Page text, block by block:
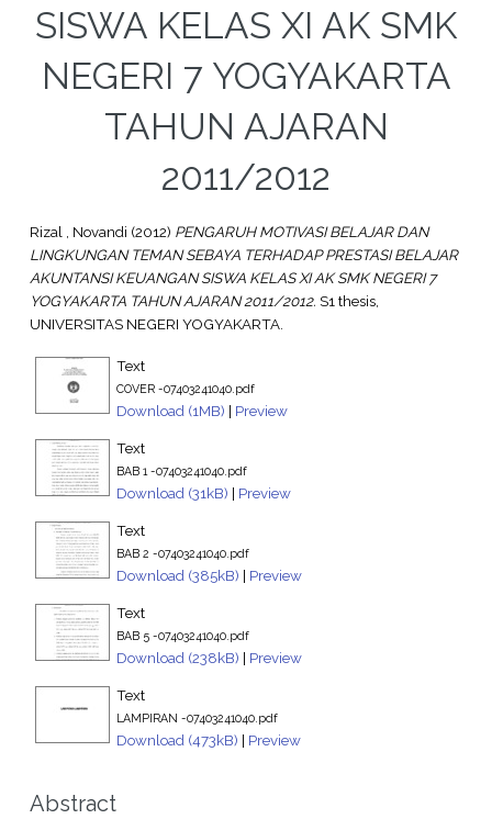
SISWA KELAS XI AK SMK
NEGERI 7 YOGYAKARTA
TAHUN AJARAN
2011/2012
Rizal , Novandi (2012) PENGARUH MOTIVASI BELAJAR DAN
LINGKUNGAN TEMAN SEBAYA TERHADAP PRESTASI BELAJAR
AKUNTANSI KEUANGAN SISWA KELAS XI AK SMK NEGERI 7
YOGYAKARTA TAHUN AJARAN 2011/2012. S1 thesis,
UNIVERSITAS NEGERI YOGYAKARTA.
Text
COVER -07403241040.pdf
Download (1MB) | Preview
Text
BAB 1 -07403241040.pdf
Download (31kB) | Preview
Text
BAB 2 -07403241040.pdf
Download (385kB) | Preview
Text
BAB 5 -07403241040.pdf
Download (238kB) | Preview
Text
LAMPIRAN -07403241040.pdf
Download (473kB) | Preview
Abstract